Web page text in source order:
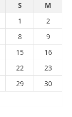
S
M
1
2
8
9
15
16
22
23
29
30